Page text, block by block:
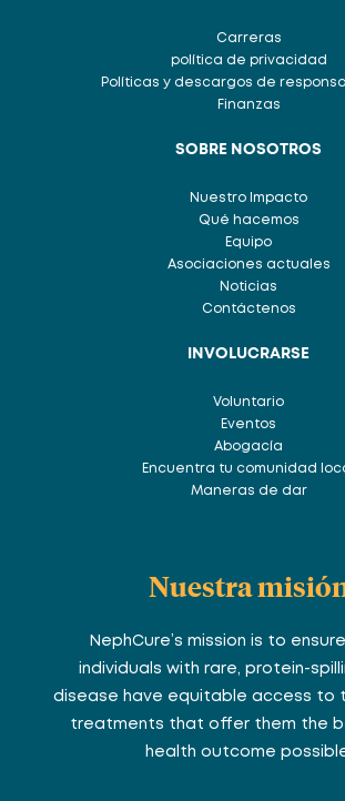
Carreras
política de privacidad
Políticas y descargos de
Finanzas
SOBRE NOSOTROS
Nuestro Impacto
Qué hacemos
Equipo
Asociaciones actuales
Noticias
Contáctenos
INVOLUCRARSE
Voluntario
Eventos
Abogacía
Encuentra tu comunidad
Maneras de dar
Nuestra
NephCure’s mission is to
individuals with rare, protein-
disease have equitable access to
treatments that offer them the
health outcome